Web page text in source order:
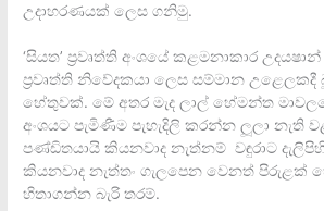
උදාහරණයක් ලෙස ගනිමු.
‘සියත’ ප්‍රවෘත්ති අංශයේ කළමනාකාර
ප්‍රවෘත්ති නිවේදකයා ලෙස සම්මාන
හේතුවක්. මේ අතර මැද ලාල් හේමන්ත
අංශයට පැමිණීම පැහැදිලි කරන්න ලූලා නැති
පණ්ඩිතයායි කියනවාද නැත්නම් වඳුරාට
කියනවාද නැත්තං ගැලපෙන වෙනත් පිරුළක්
හිතාගන්න බැරි තරම්.